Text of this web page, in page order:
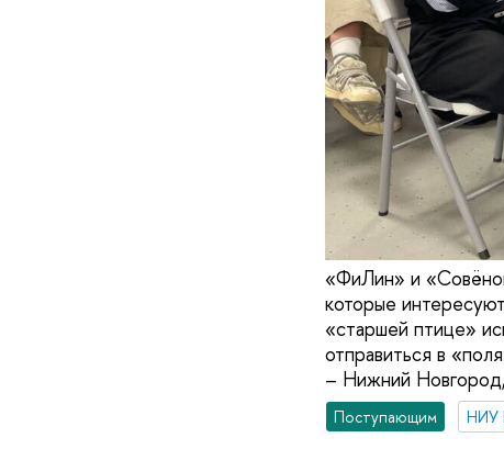
«ФиЛин» и
которые
«старшей птице»
отправиться в
– Нижний
Поступающим НИУ